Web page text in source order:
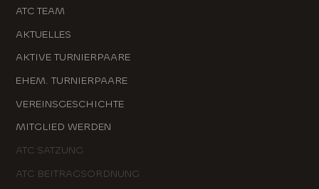
ATC TEAM
AKTUELLES
AKTIVE TURNIERPAARE
EHEM. TURNIERPAARE
VEREINSGESCHICHTE
MITGLIED WERDEN
ATC SATZUNG
ATC BEITRAGSORDNUNG